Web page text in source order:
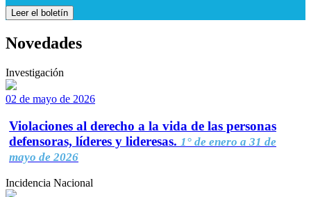
Leer el boletín
Novedades
Investigación
02 de mayo de 2026
Violaciones al derecho a la vida de las personas
defensoras, líderes y lideresas. 1° de enero a 31 de
mayo de 2026
Incidencia Nacional